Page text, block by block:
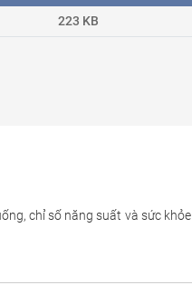
223 KB
chỉ số năng suất và sức